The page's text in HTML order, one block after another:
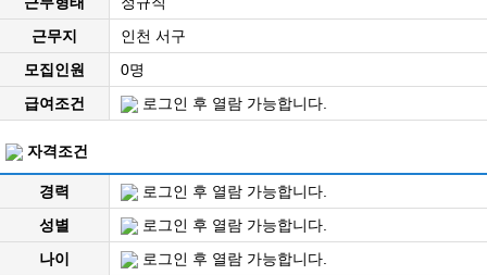
근무지
인천 서구
모집인원
0명
급여조건
로그인 후 열람 가능합니다.
자격조건
경력
로그인 후 열람 가능합니다.
성별
로그인 후 열람 가능합니다.
나이
로그인 후 열람 가능합니다.